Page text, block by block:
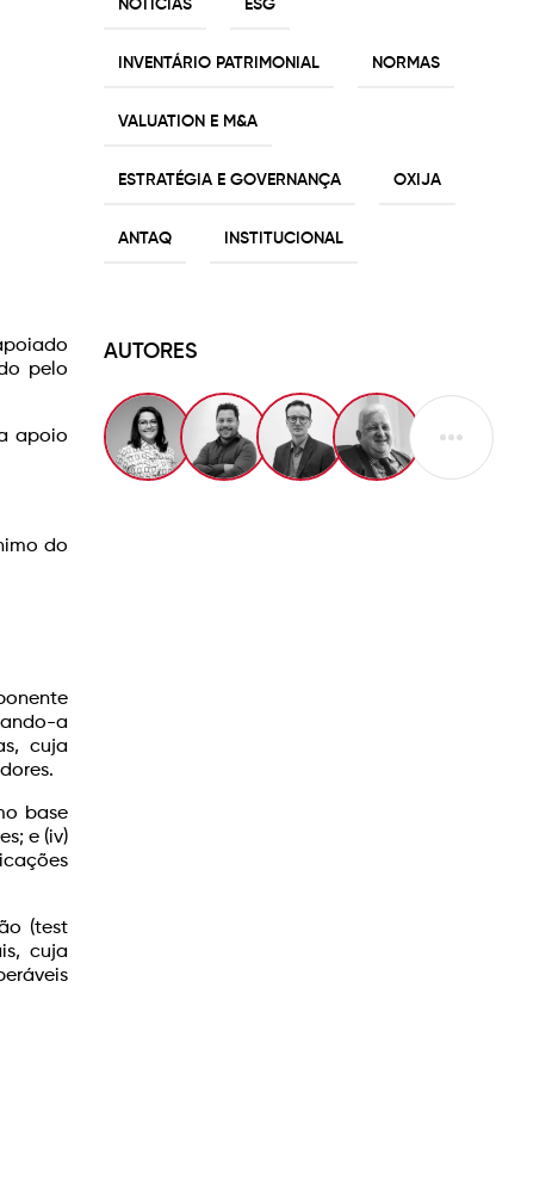
pelo
apoio
do
a
cuja
base
e (iv)
(test
cuja
NOTÍCIAS ESG
INVENTÁRIO PATRIMONIAL NORMAS
VALUATION E M&A
ESTRATÉGIA E GOVERNANÇA OXIJA
ANTAQ INSTITUCIONAL
AUTORES